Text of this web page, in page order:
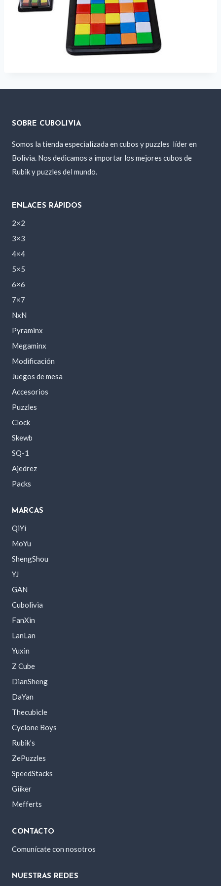
SOBRE CUBOLIVIA
Somos la tienda especializada en cubos y puzzles líder en
Bolivia. Nos dedicamos a importar los mejores cubos de
Rubik y puzzles del mundo.
ENLACES RÁPIDOS
2×2
3×3
4×4
5×5
6×6
7×7
NxN
Pyraminx
Megaminx
Modificación
Juegos de mesa
Accesorios
Puzzles
Clock
Skewb
SQ-1
Ajedrez
Packs
MARCAS
QiYi
MoYu
ShengShou
YJ
GAN
Cubolivia
FanXin
LanLan
Yuxin
Z Cube
DianSheng
DaYan
Thecubicle
Cyclone Boys
Rubik’s
ZePuzzles
SpeedStacks
Giiker
Mefferts
CONTACTO
Comunícate con nosotros
NUESTRAS REDES